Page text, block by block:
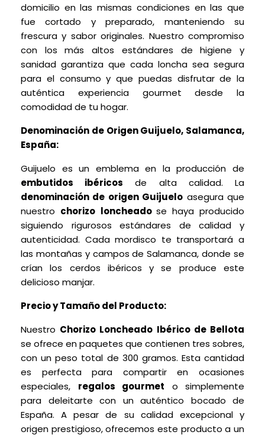
domicilio en las mismas condiciones en las que
fue cortado y preparado, manteniendo su
frescura y sabor originales. Nuestro compromiso
con los más altos estándares de higiene y
sanidad garantiza que cada loncha sea segura
para el consumo y que puedas disfrutar de la
auténtica experiencia gourmet desde la
comodidad de tu hogar.
Denominación de Origen Guijuelo, Salamanca,
España:
Guijuelo es un emblema en la producción de
embutidos ibéricos de alta calidad. La
denominación de origen Guijuelo asegura que
nuestro chorizo loncheadose haya producido
siguiendo rigurosos estándares de calidad y
autenticidad. Cada mordisco te transportará a
las montañas y campos de Salamanca, donde se
crían los cerdos ibéricos y se produce este
delicioso manjar.
Precio y Tamaño del Producto:
Nuestro Chorizo Loncheado Ibérico de Bellota
se ofrece en paquetes que contienen tres sobres,
con un peso total de 300 gramos. Esta cantidad
es perfecta para compartir en ocasiones
especiales, regalos gourmet o simplemente
para deleitarte con un auténtico bocado de
España. A pesar de su calidad excepcional y
origen prestigioso, ofrecemos este producto a un